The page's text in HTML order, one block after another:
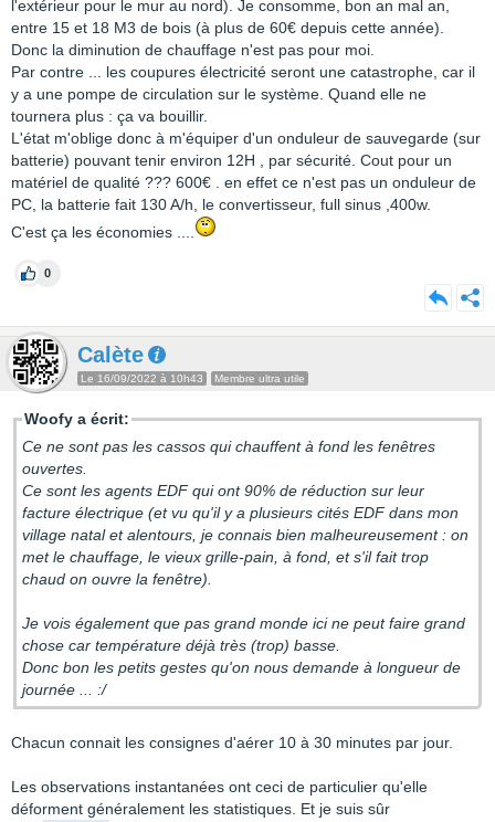
l'extérieur pour le mur au nord). Je consomme, bon an mal an,
entre 15 et 18 M3 de bois (à plus de 60€ depuis cette année).
Donc la diminution de chauffage n'est pas pour moi.
Par contre ... les coupures électricité seront une catastrophe, car il
y a une pompe de circulation sur le système. Quand elle ne
tournera plus : ça va bouillir.
L'état m'oblige donc à m'équiper d'un onduleur de sauvegarde (sur
batterie) pouvant tenir environ 12H , par sécurité. Cout pour un
matériel de qualité ??? 600€ . en effet ce n'est pas un onduleur de
PC, la batterie fait 130 A/h, le convertisseur, full sinus ,400w.
C'est ça les économies ....
0
Calète
Le 16/09/2022 à 10h43 Membre ultra utile
Woofy a écrit:
Ce ne sont pas les cassos qui chauffent à fond les fenêtres
ouvertes.
Ce sont les agents EDF qui ont 90% de réduction sur leur
facture électrique (et vu qu'il y a plusieurs cités EDF dans mon
village natal et alentours, je connais bien malheureusement : on
met le chauffage, le vieux grille-pain, à fond, et s'il fait trop
chaud on ouvre la fenêtre).
Je vois également que pas grand monde ici ne peut faire grand
chose car température déjà très (trop) basse.
Donc bon les petits gestes qu'on nous demande à longueur de
journée ... :/
Chacun connait les consignes d'aérer 10 à 30 minutes par jour.
Les observations instantanées ont ceci de particulier qu'elle
déforment généralement les statistiques. Et je suis sûr